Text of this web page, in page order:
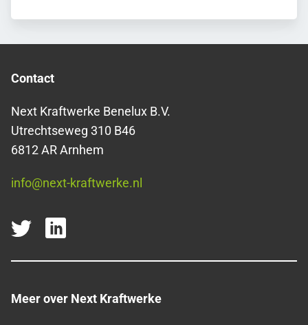
Contact
Next Kraftwerke Benelux B.V.
Utrechtseweg 310 B46
6812 AR Arnhem
info@next-kraftwerke.nl
Meer over Next Kraftwerke